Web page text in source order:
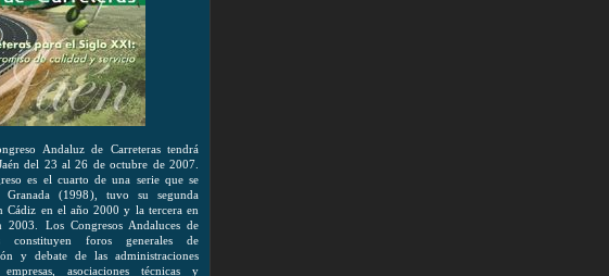
Andaluz de Carreteras tendrá
del 23 al 26 de octubre de 2007.
es el cuarto de una serie que se
(1998), tuvo su segunda
Cádiz en el año 2000 y la tercera en
2003. Los Congresos Andaluces de
constituyen foros generales de
y debate de las administraciones
empresas, asociaciones técnicas y